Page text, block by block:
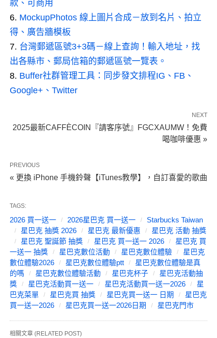
款、可商用
MockupPhotos 線上圖片合成－放到名片、拍立
得、廣告牆模板
台灣郵遞區號3+3碼－線上查詢！輸入地址，找
出各縣市、郵局信箱的郵遞區號一覽表。
Buffer社群管理工具：同步發文排程IG、FB、
Google+、Twitter
NEXT
2025最新CAFFÈCOIN『請客序號』FGCXAUMW！免費
喝咖啡優惠 »
PREVIOUS
« 更換 iPhone 手機鈴聲【iTunes教學】，自訂喜愛的歌曲
TAGS:
2026 買一送一 2026星巴克 買一送一
Starbucks Taiwan
星巴克 抽獎 2026
星巴克 最新優惠
星巴克 活動 抽獎
星巴克 聖誕節 抽獎
星巴克 買一送一 2026
星巴克 買
一送一 抽獎
星巴克數位活動 星巴克數位體驗
星巴克
數位體驗2026
星巴克數位體驗ptt
星巴克數位體驗是真
的嗎
星巴克數位體驗活動 星巴克杯子
星巴克活動抽
獎
星巴克活動買一送一 星巴克活動買一送一2026
星
巴克菜單
星巴克買 抽獎 星巴克買一送一 日期
星巴克
買一送一2026
星巴克買一送一2026日期 星巴克門市
相關文章 (RELATED POST)